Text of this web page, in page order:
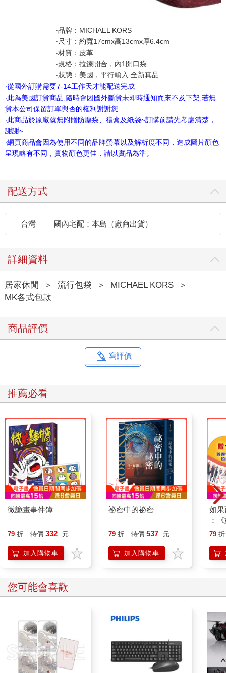
‧品牌：MICHAEL KORS
‧尺寸：約寬17cmx高13cmx厚6.4cm
‧材質：皮革
‧規格：拉鍊開合，內1開口袋
‧狀態：美國，平行輸入 全新真品
‧從國外訂購需要7-14工作天才能配送完成
‧此為美國訂貨商品,隨時會因國外斷貨未即時通知而來不及下架,若無
貨本公司保留訂單與否的權利謝謝您
‧此商品於原廠就無附贈防塵袋、禮盒及紙袋~訂購前請先考慮清楚，
謝謝~
‧網頁商品會因為使用不同的品牌螢幕以及解析度不同，造成圖片顏色
呈現略有不同，實物顏色更佳，請以實品為準。
配送方式
台灣 國內宅配：本島（廠商出貨）
詳細資料
居家休閒 ＞ 流行包袋 ＞ MICHAEL KORS
＞
MK各式包款
商品評價
寫評價
推薦必看
微詭畫事件簿
79 折 特價 332 元
加入購物車
祕密中的祕密
79 折 特價 537 元
加入購物車
如
：
喵
79 折
您可能會喜歡